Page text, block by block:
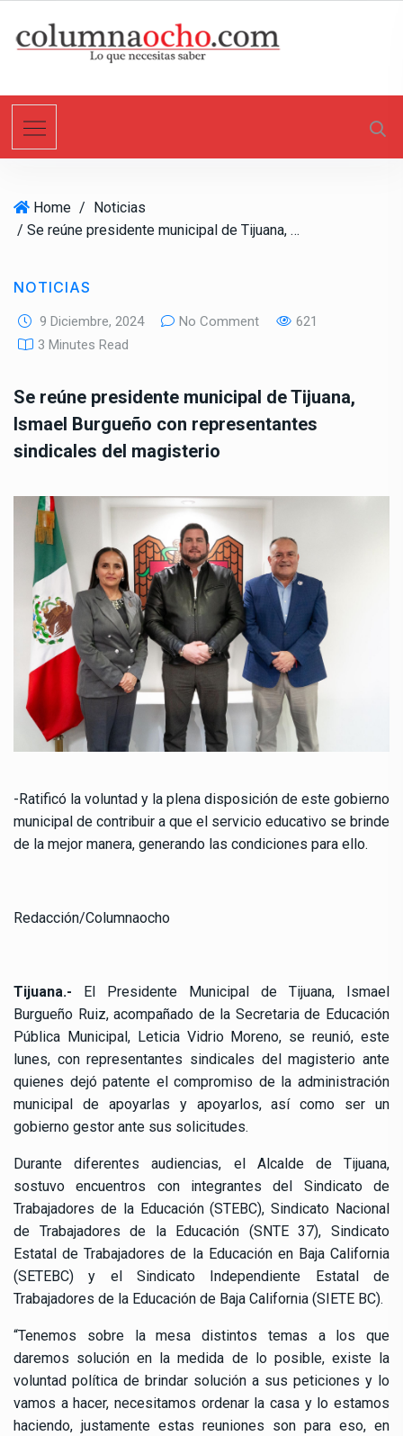
t
Home / Noticias
/ Se reúne presidente municipal de Tijuana, Ismael Burgueño con representantes sindicales del magisterio
NOTICIAS
9 Diciembre, 2024 No Comment
621
3 Minutes Read
Se reúne presidente municipal de Tijuana,
Ismael Burgueño con representantes
sindicales del magisterio
-Ratificó la voluntad y la plena disposición de este gobierno
municipal de contribuir a que el servicio educativo se brinde
de la mejor manera, generando las condiciones para ello.
Redacción/Columnaocho
Tijuana.- El Presidente Municipal de Tijuana, Ismael
Burgueño Ruiz, acompañado de la Secretaria de Educación
Pública Municipal, Leticia Vidrio Moreno, se reunió, este
lunes, con representantes sindicales del magisterio ante
quienes dejó patente el compromiso de la administración
municipal de apoyarlas y apoyarlos, así como ser un
gobierno gestor ante sus solicitudes.
Durante diferentes audiencias, el Alcalde de Tijuana,
sostuvo encuentros con integrantes del Sindicato de
Trabajadores de la Educación (STEBC), Sindicato Nacional
de Trabajadores de la Educación (SNTE 37), Sindicato
Estatal de Trabajadores de la Educación en Baja California
(SETEBC) y el Sindicato Independiente Estatal de
Trabajadores de la Educación de Baja California (SIETE BC).
“Tenemos sobre la mesa distintos temas a los que
daremos solución en la medida de lo posible, existe la
voluntad política de brindar solución a sus peticiones y lo
vamos a hacer, necesitamos ordenar la casa y lo estamos
haciendo, justamente estas reuniones son para eso, en